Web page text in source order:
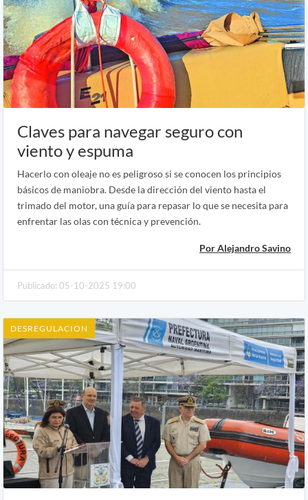
Claves para navegar seguro con
viento y espuma
Hacerlo con oleaje no es peligroso si se conocen los principios
básicos de maniobra. Desde la dirección del viento hasta el
trimado del motor, una guía para repasar lo que se necesita para
enfrentar las olas con técnica y prevención.
Por Alejandro Savino
Publicado: 05-10-2025 19:00
DESREGULACION